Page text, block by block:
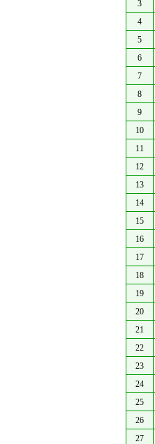
3
4
5
6
7
8
9
10
11
12
13
14
15
16
17
18
19
20
21
22
23
24
25
26
27